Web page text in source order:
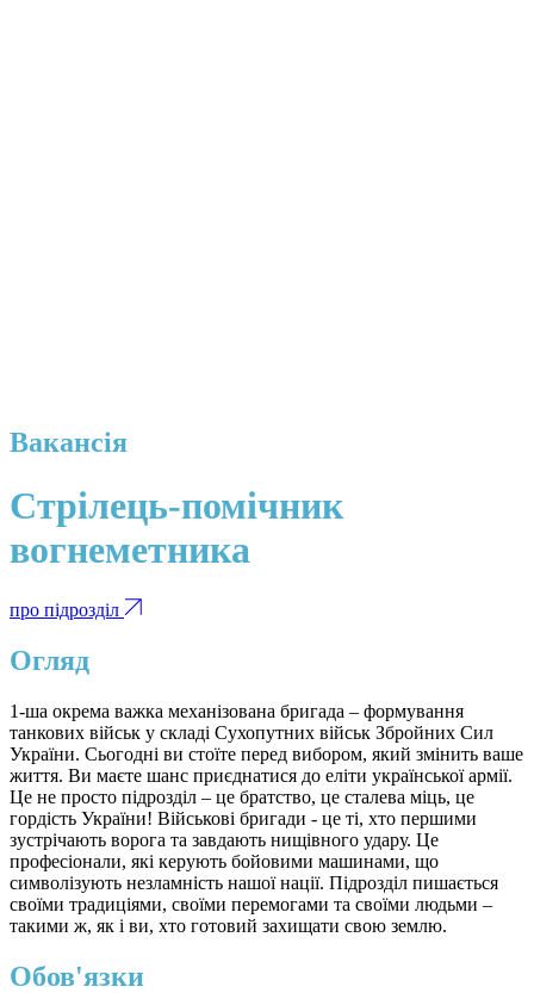
Вакансія
Стрілець-помічник
вогнеметника
про підрозділ
Огляд
1-ша окрема важка механізована бригада – формування
танкових військ у складі Сухопутних військ Збройних Сил
України. Сьогодні ви стоїте перед вибором, який змінить ваше
життя. Ви маєте шанс приєднатися до еліти української армії.
Це не просто підрозділ – це братство, це сталева міць, це
гордість України! Військові бригади - це ті, хто першими
зустрічають ворога та завдають нищівного удару. Це
професіонали, які керують бойовими машинами, що
символізують незламність нашої нації. Підрозділ пишається
своїми традиціями, своїми перемогами та своїми людьми –
такими ж, як і ви, хто готовий захищати свою землю.
Обов'язки